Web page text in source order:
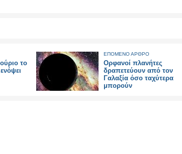
το
ΕΠΟΜΕΝΟ ΑΡΘΡΟ
Ορφανοί πλανήτες
δραπετεύουν από τον
Γαλαξία όσο ταχύτερα
μπορούν